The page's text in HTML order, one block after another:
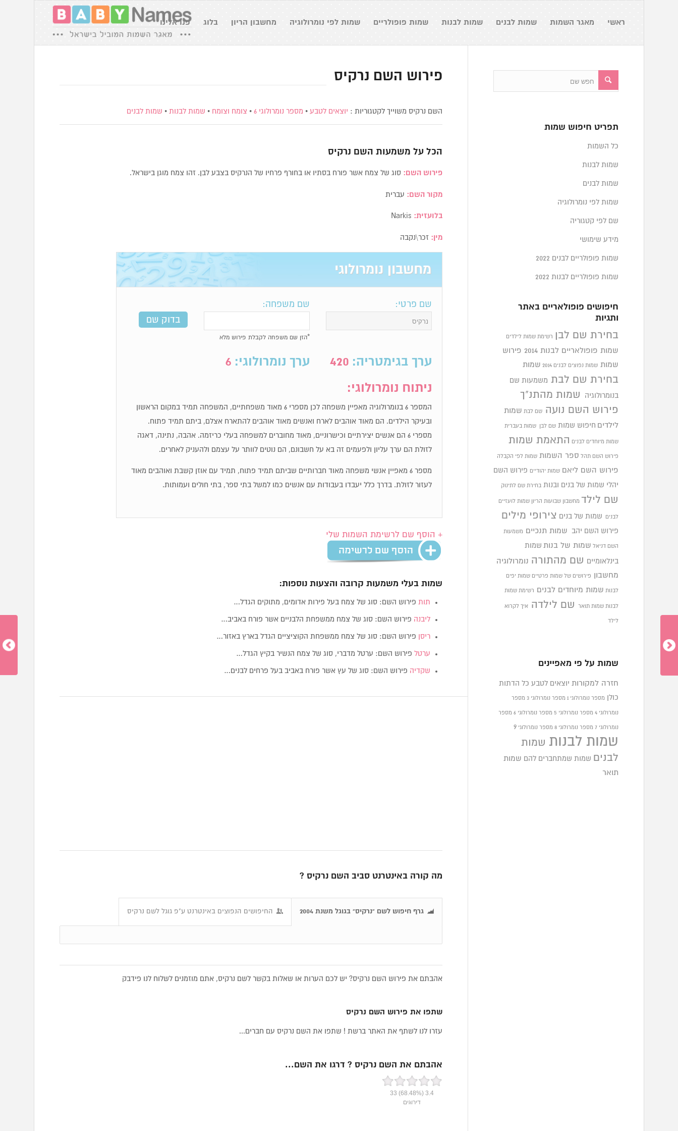
ראשי מאגר השמות שמות לבנים שמות לבנות שמות פופולריים שמות לפי נומרולוגיה מחשבון הריון בלוג פנו אלינו
פירוש השם נרקיס
השם נרקיס משוייך לקטגוריות : יוצאים לטבע • מספר נומרולוגי 6 • צומח וצומח • שמות לבנות • שמות לבנים
הכל על משמעות השם נרקיס
פירוש השם: סוג של צמח אשר פורח בסתיו או בחורף פרחיו של הנרקיס בצבע לבן. זהו צמח מוגן בישראל.
מקור השם: עברית
בלועזית:
מין: זכר\נקבה
מחשבון נומרולוגי
שם פרטי: שם משפחה:
*הזן שם משפחה לקבלת פירוש מלא
ערך בגימטריה: 420 ערך נומרולוגי: 6
ניתוח נומרולוגי:
המספר 6 בנומרולוגיה מאפיין משפחה לכן מספרי 6 מאוד משפחתיים, המשפחה תמיד במקום הראשון
ובעיקר הילדים. הם מאוד אוהבים לארח ואנשים מאוד אוהבים להתארח אצלם, ביתם תמיד פתוח.
מספרי 6 הם אנשים יצירתיים וכישרוניים, מאוד מחוברים למשפחה בעלי כריזמה. אהבה, נתינה, דאגה
לזולת הם ערך עליון ולפעמים זה בא על חשבונם, הם נוטים לוותר על עצמם ולהעניק לאחרים.
מספר 6 מאפיין אנשי משפחה מאוד חברותיים שביתם תמיד פתוח, תמיד עם אוזן קשבת ואוהבים מאוד
לעזור לזולת. בדרך כלל יעבדו בעבודות עם אנשים כמו למשל בתי ספר, בתי חולים ועמותות.
+ הוסף שם לרשימת השמות שלי
שמות בעלי משמעות קרובה והצעות נוספות:
תות פירוש השם: סוג של צמח בעל פירות אדומים, מתוקים הגדל…
ליבנה פירוש השם: סוג של צמח ממשפחת הלבניים אשר פורח באביב…
ריסן פירוש השם: סוג של צמח ממשפחת הקוציציים הגדל בארץ באזור…
ערטל פירוש השם: ערטל מדברי, סוג של צמח הנשיר בקיץ הגדל…
שקדיה פירוש השם: סוג של עץ אשר פורח באביב בעל פרחים לבנים…
מה קורה באינטרנט סביב השם נרקיס ?
גרף חיפוש לשם "נרקיס" בגוגל משנת 2004 החיפושים הנפוצים באינטרנט ע"פ גוגל לשם נרקיס
אהבתם את פירוש השם נרקיס? יש לכם הערות או שאלות בקשר לשם נרקיס, אתם מוזמנים לשלוח לנו פידבק
שתפו את פירוש השם נרקיס
עזרו לנו לשתף את האתר ברשת ! שתפו את השם נרקיס עם חברים...
אהבתם את השם נרקיס ? דרגו את השם...
3.4
(68.48%)
33
דירוגים
תפריט חיפוש שמות
כל השמות
שמות לבנות
שמות לבנים
שמות לפי נומרולוגיה
שם לפי קטגוריה
מידע שימושי
שמות פופולריים לבנים 2022
שמות פופולריים לבנות 2022
חיפושים פופולאריים באתר
ותגיות
בחירת שם לבן רשימת שמות לילדים
שמות פופולאריים לבנות 2014 פירוש
שמות שמות נפוצים לבנים 2014 שמות
בחירת שם לבת משמעות שם
בנומרולוגיה
שמות מהתנ"ך
פירוש השם נועה
שם לבת שמות
לילדים חיפוש שמות שם לבן שמות בעברית
שמות מיוחדים לבנים התאמת שמות
פירוש השם תהל ספר השמות שמות לפי הקבלה
פירוש השם ליאם שמות יהודיים פירוש השם
יהלי שמות של בנים ובנות בחירת שם לתינוק
שם לילד מחשבון שבועות הריון שמות לועזיים
לבנים שמות של בנים צירופי מילים
פירוש השם יהב שמות תנכיים משמעות
השם דניאל שמות של בנות שמות
בינלאומיים שם מהתורה נומרולוגיה
מחשבון פירושים של שמות פרטיים שמות יפים
לבנות שמות מיוחדים לבנים רשימת שמות
לבנות שמות תואר שם לילדה איך לקרוא
לילד
שמות על פי מאפיינים
חזרה למקורות יוצאים לטבע כל הדתות
כולן מספר נומרולוגי 1 מספר נומרולוגי 3 מספר
נומרולוגי 4 מספר נומרולוגי 5 מספר נומרולוגי 6 מספר
נומרולוגי 7 מספר נומרולוגי 8 מספר נומרולוגי9
שמות לבנות שמות
לבנים
שמות שמתחברים להם שמות
תואר